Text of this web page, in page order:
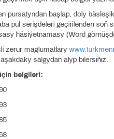
pursatyndan başlap, doly
pul serişdeleri geçirilenden soň
häsiýetnamasy (Word
zerur maglumatlary
salgydan alyp bilersiňiz.
belgileri: